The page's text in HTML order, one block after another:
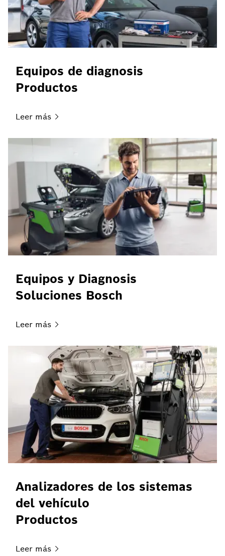
Equipos de diagnosis
Productos
Leer más
Equipos y Diagnosis
Soluciones Bosch
Leer más
Analizadores de los sistemas
del vehículo
Productos
Leer más